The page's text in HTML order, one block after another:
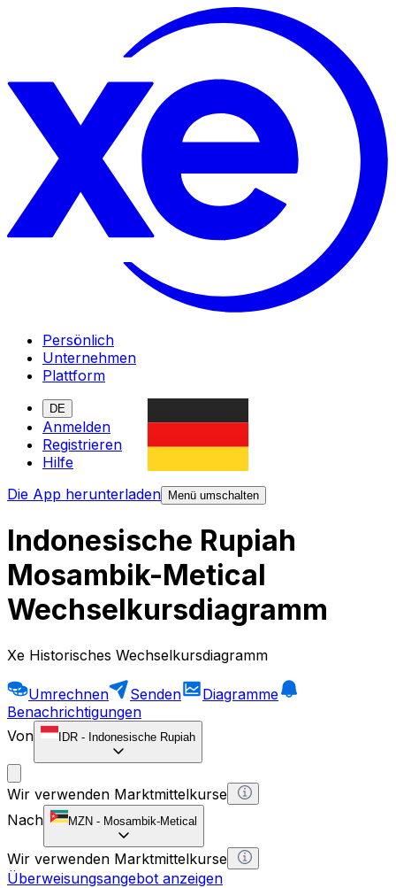
Persönlich
Unternehmen
Plattform
DE
Anmelden
Registrieren
Hilfe
Die App herunterladen
Menü umschalten
Indonesische Rupiah
Mosambik-Metical
Wechselkursdiagramm
Xe Historisches Wechselkursdiagramm
Umrechnen Senden
Diagramme
Benachrichtigungen
Von
IDR - Indonesische Rupiah
Wir verwenden Marktmittelkurse
Nach
MZN - Mosambik-Metical
Wir verwenden Marktmittelkurse
Überweisungsangebot anzeigen